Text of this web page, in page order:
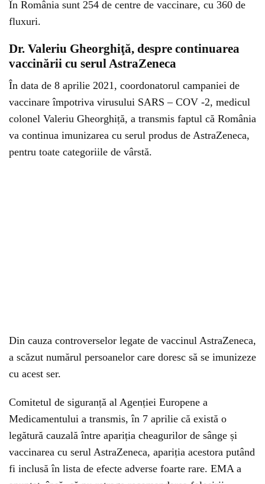
În România sunt 254 de centre de vaccinare, cu 360 de
fluxuri.
Dr. Valeriu Gheorghiţă, despre continuarea
vaccinării cu serul AstraZeneca
În data de 8 aprilie 2021, coordonatorul campaniei de
vaccinare împotriva virusului SARS – COV -2, medicul
colonel Valeriu Gheorghiță, a transmis faptul că România
va continua imunizarea cu serul produs de AstraZeneca,
pentru toate categoriile de vârstă.
Din cauza controverselor legate de vaccinul AstraZeneca,
a scăzut numărul persoanelor care doresc să se imunizeze
cu acest ser.
Comitetul de siguranță al Agenției Europene a
Medicamentului a transmis, în 7 aprilie că există o
legătură cauzală între apariția cheagurilor de sânge și
vaccinarea cu serul AstraZeneca, apariția acestora putând
fi inclusă în lista de efecte adverse foarte rare. EMA a